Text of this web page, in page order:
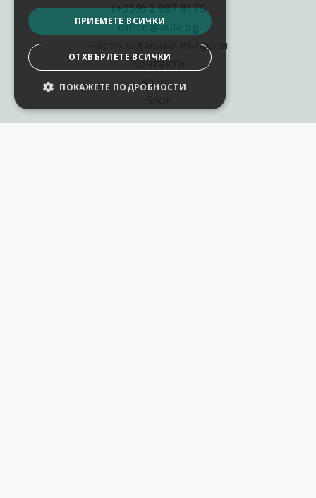
(+359) 2 987 8176
office@aula.bg
Често задавани въпроси
Контакти
За нас
ПРИЕМЕТЕ ВСИЧКИ
ОТХВЪРЛЕТЕ ВСИЧКИ
ПОКАЖЕТЕ ПОДРОБНОСТИ